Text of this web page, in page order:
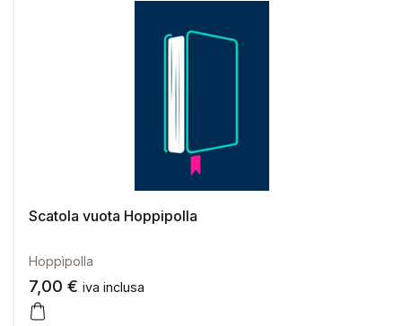
Scatola vuota Hoppipolla
Hoppìpolla
7,00 € iva inclusa